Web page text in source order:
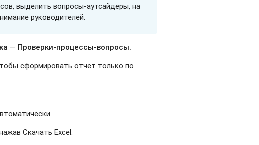
выделить вопросы-аутсайдеры, на
руководителей.
— Проверки-процессы-вопросы.
сформировать отчет только по
Скачать Excel.